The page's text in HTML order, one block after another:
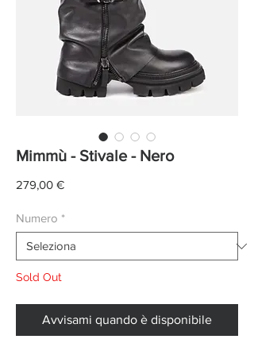
Mimmù - Stivale - Nero
279,00 €Prezzo
Numero *
Sold Out
Avvisami quando è disponibile